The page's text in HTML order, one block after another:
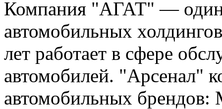
Компания "АГАТ" —
автомобильных
лет работает в сфере
автомобилей. "Арсенал"
автомобильных